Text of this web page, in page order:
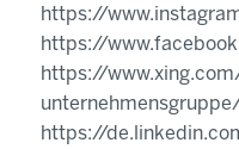
https://
https://
https://
https://